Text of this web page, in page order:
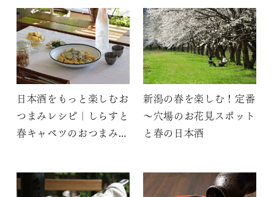
日本酒をもっと楽しむお
つまみレシピ｜しらすと
春キャベツのおつまみパ
新潟の春を楽しむ！定番
～穴場のお花見スポット
と春の日本酒